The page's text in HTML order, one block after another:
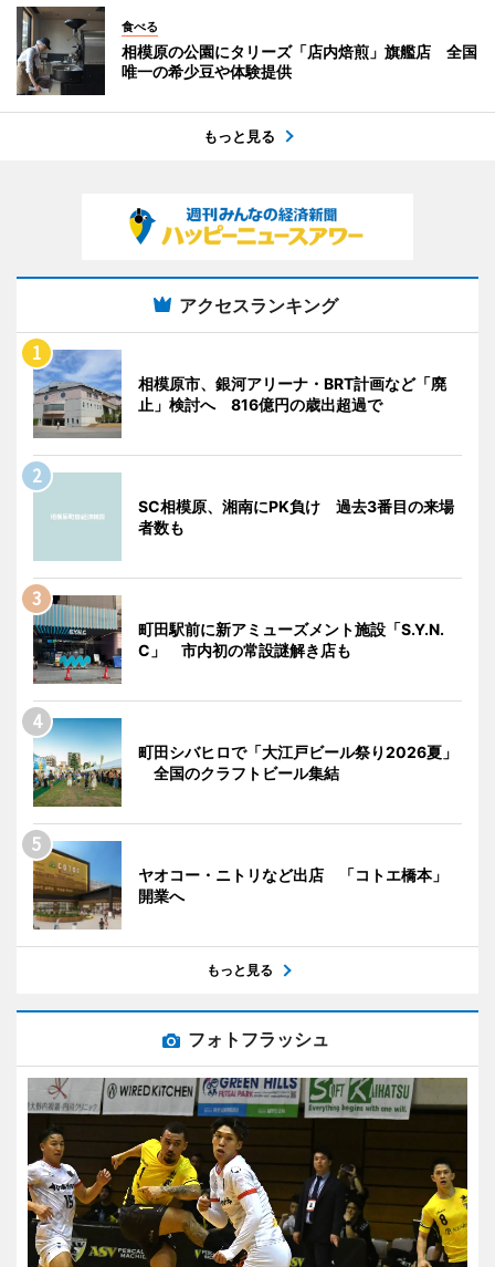
食べる
相模原の公園にタリーズ「店内焙煎」旗艦店 全国
唯一の希少豆や体験提供
もっと見る
アクセスランキング
相模原市、銀河アリーナ・BRT計画など「廃
止」検討へ 816億円の歳出超過で
SC相模原、湘南にPK負け 過去3番目の来場
者数も
町田駅前に新アミューズメント施設「S.Y.N.
C」 市内初の常設謎解き店も
町田シバヒロで「大江戸ビール祭り2026夏」
全国のクラフトビール集結
ヤオコー・ニトリなど出店 「コトエ橋本」
開業へ
もっと見る
フォトフラッシュ